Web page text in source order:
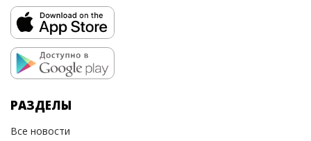
РАЗДЕЛЫ
Все новости